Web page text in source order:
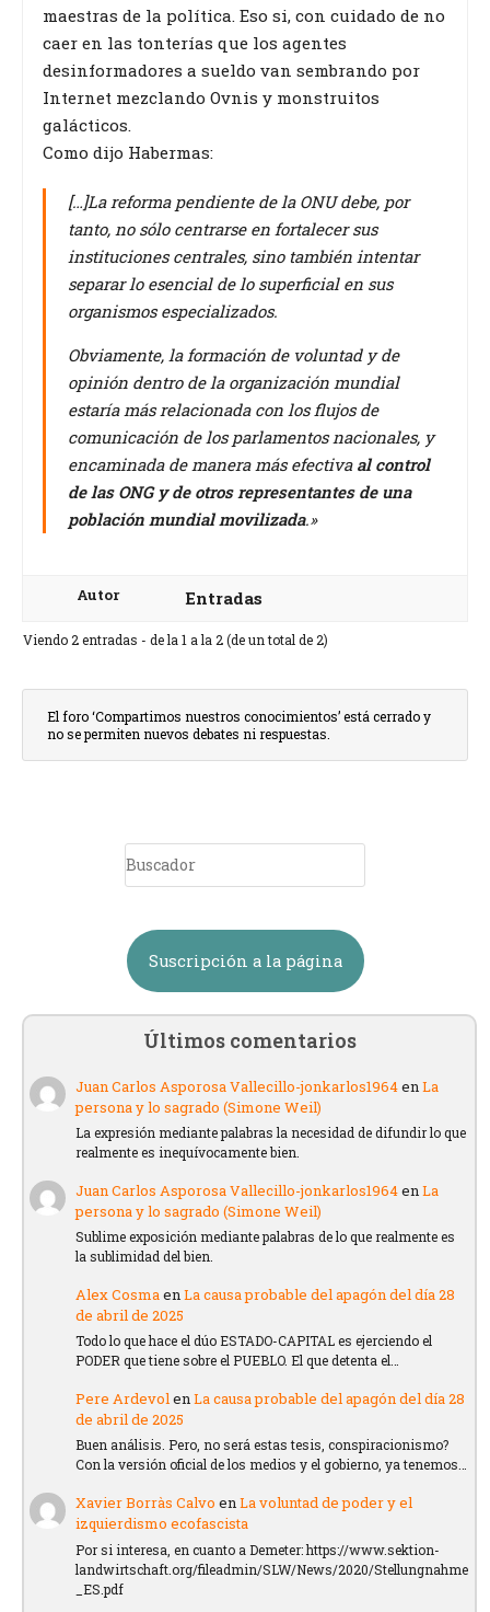
maestras de la política. Eso si, con cuidado de no
caer en las tonterías que los agentes
desinformadores a sueldo van sembrando por
Internet mezclando Ovnis y monstruitos
galácticos.
Como dijo Habermas:
[…]La reforma pendiente de la ONU debe, por
tanto, no sólo centrarse en fortalecer sus
instituciones centrales, sino también intentar
separar lo esencial de lo superficial en sus
organismos especializados.
Obviamente, la formación de voluntad y de
opinión dentro de la organización mundial
estaría más relacionada con los flujos de
comunicación de los parlamentos nacionales, y
encaminada de manera más efectiva al control
de las ONG y de otros representantes de una
población mundial movilizada.»
Autor Entradas
Viendo 2 entradas - de la 1 a la 2 (de un total de 2)
El foro ‘Compartimos nuestros conocimientos’ está cerrado y
no se permiten nuevos debates ni respuestas.
Suscripción a la página
Últimos comentarios
Juan Carlos Asporosa Vallecillo-jonkarlos1964enLa
persona y lo sagrado (Simone Weil)
La expresión mediante palabras la necesidad de difundir lo que
realmente es inequívocamente bien.
Juan Carlos Asporosa Vallecillo-jonkarlos1964enLa
persona y lo sagrado (Simone Weil)
Sublime exposición mediante palabras de lo que realmente es
la sublimidad del bien.
Alex CosmaenLa causa probable del apagón del día 28
de abril de 2025
Todo lo que hace el dúo ESTADO-CAPITAL es ejerciendo el
PODER que tiene sobre el PUEBLO. El que detenta el…
Pere ArdevolenLa causa probable del apagón del día 28
de abril de 2025
Buen análisis. Pero, no será estas tesis, conspiracionismo?
Con la versión oficial de los medios y el gobierno, ya tenemos…
Xavier Borràs Calvo enLa voluntad de poder y el
izquierdismo ecofascista
Por si interesa, en cuanto a Demeter: https://www.sektion-
landwirtschaft.org/fileadmin/SLW/News/2020/Stellungnahme
_ES.pdf